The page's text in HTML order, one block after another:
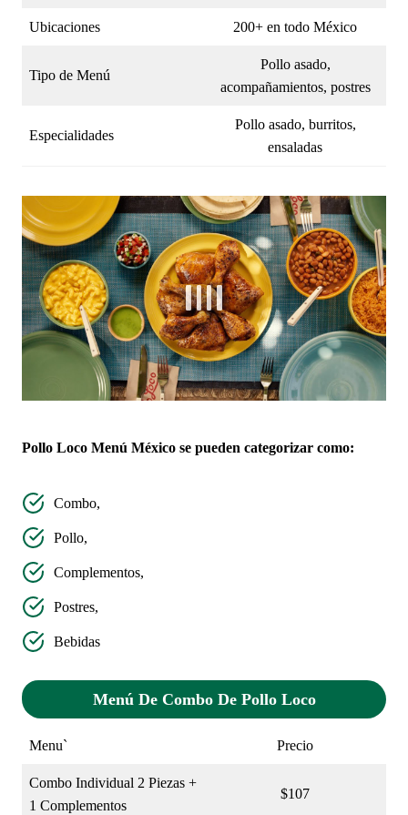
Ubicaciones 200+ en todo México
Tipo de Menú
Pollo asado,
acompañamientos, postres
Especialidades
Pollo asado, burritos,
ensaladas
Pollo Loco Menú México se pueden categorizar como:
Combo,
Pollo,
Complementos,
Postres,
Bebidas
Menú De Combo De Pollo Loco
Menu` Precio
Combo Individual 2 Piezas +
1 Complementos
$107